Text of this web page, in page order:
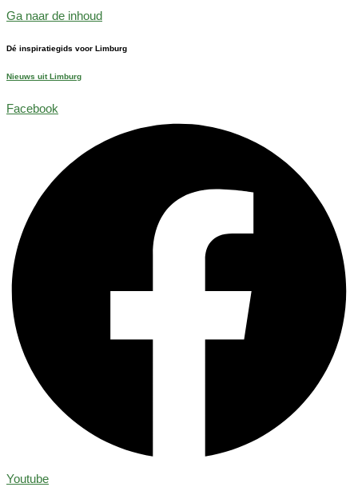
Ga naar de inhoud
Dé inspiratiegids voor Limburg
Nieuws uit Limburg
Facebook
Youtube